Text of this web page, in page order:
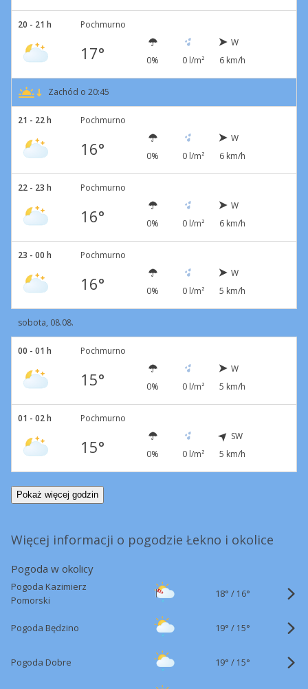
20 - 21 h Pochmurno
17° 0% 0 l/m²
W
6 km/h
Zachód o 20:45
21 - 22 h Pochmurno
16° 0% 0 l/m²
W
6 km/h
22 - 23 h Pochmurno
16° 0% 0 l/m²
W
6 km/h
23 - 00 h Pochmurno
16° 0% 0 l/m²
W
5 km/h
sobota, 08.08.
00 - 01 h Pochmurno
15° 0% 0 l/m²
W
5 km/h
01 - 02 h Pochmurno
15° 0% 0 l/m²
SW
5 km/h
Pokaż więcej godzin
Więcej informacji o pogodzie Łekno i okolice
Pogoda w okolicy
Pogoda Kazimierz
Pomorski
18° / 16°
Pogoda Będzino 19° / 15°
Pogoda Dobre 19° / 15°